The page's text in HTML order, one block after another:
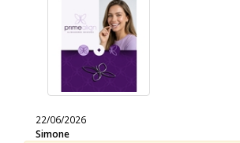
22/06/2026
Simone